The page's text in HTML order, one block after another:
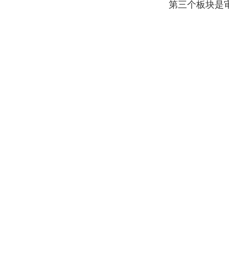
第三个板块是